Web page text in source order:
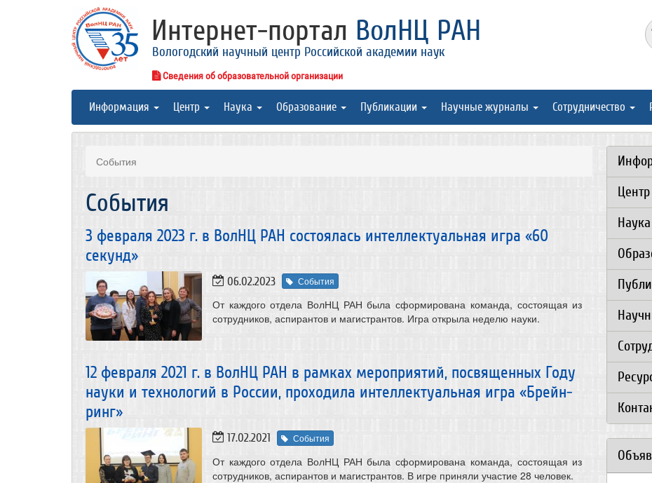
Интернет-портал ВолНЦ РАН
Вологодский научный центр Российской академии наук
Сведения об образовательной организации
Информация Центр Наука Образование Публикации Научные журналы Сотрудничество
События
События
3 февраля 2023 г. в ВолНЦ РАН состоялась интеллектуальная игра «60
секунд»
06.02.2023 События
От каждого отдела ВолНЦ РАН была сформирована команда, состоящая из
сотрудников, аспирантов и магистрантов. Игра открыла неделю науки.
12 февраля 2021 г. в ВолНЦ РАН в рамках мероприятий, посвященных Году
науки и технологий в России, проходила интеллектуальная игра «Брейн-
ринг»
17.02.2021 События
От каждого отдела ВолНЦ РАН была сформирована команда, состоящая из
сотрудников, аспирантов и магистрантов. В игре приняли участие 28 человек.
Центр
Наука